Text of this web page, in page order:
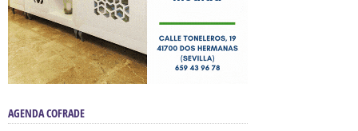
AGENDA COFRADE